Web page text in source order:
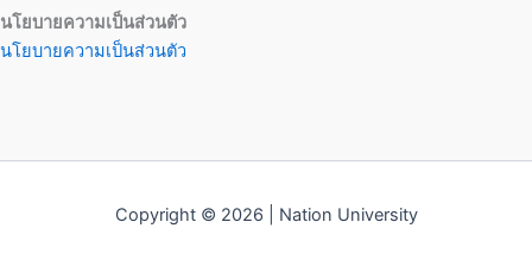
นโยบายความเป็นส่วนตัว
นโยบายความเป็นส่วนตัว
Copyright © 2026 | Nation University